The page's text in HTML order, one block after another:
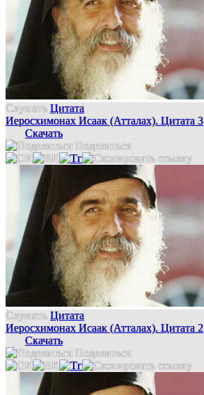
Слушать Цитата
Иеросхимонах Исаак (Атталах). Цитата 3
Скачать
Поделиться
Слушать Цитата
Иеросхимонах Исаак (Атталах). Цитата 2
Скачать
Поделиться